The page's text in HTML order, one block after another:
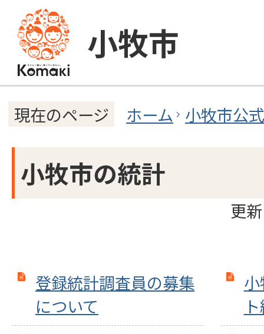
小牧市
現在のページ ホーム 小牧市公
小牧市の統計
更
登録統計調査員の募集
について